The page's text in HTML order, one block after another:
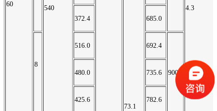
60
540
73.1
4.3
372.4 685.0
8
516.0 692.4
900
480.0 735.6
425.6 782.6